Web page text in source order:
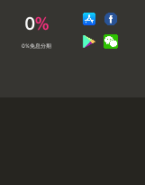
0%免息分期